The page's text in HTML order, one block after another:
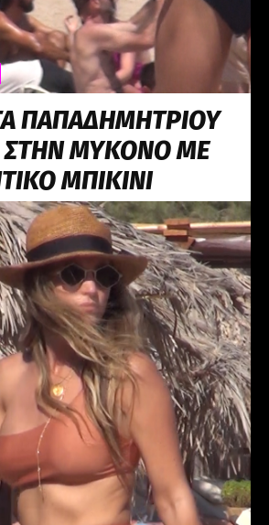
ΠΑΠΑΔΗΜΗΤΡΙΟΥ
ΣΤΗΝ ΜΥΚΟΝΟ ΜΕ
ΜΠΙΚΙΝΙ